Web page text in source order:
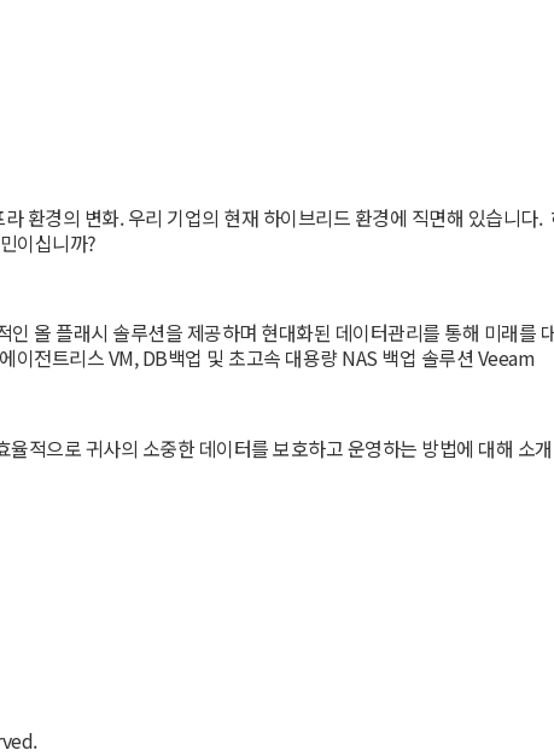
환경의 변화. 우리 기업의 현재 하이브리드 환경에 직면해 있습니다.
이십니까?
올 플래시 솔루션을 제공하며 현대화된 데이터관리를 통해 미래를
전트리스 VM, DB백업 및 초고속 대용량 NAS 백업 솔루션 Veeam
적으로 귀사의 소중한 데이터를 보호하고 운영하는 방법에 대해 소